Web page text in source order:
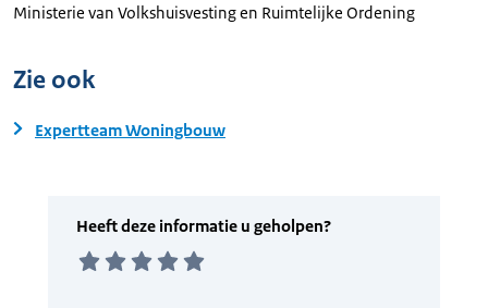
Ministerie van Volkshuisvesting en Ruimtelijke Ordening
Zie ook
Expertteam Woningbouw